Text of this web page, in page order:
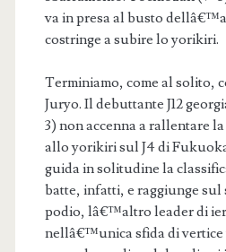
va in presa al busto
costringe a subire lo yorikiri.
Terminiamo, come al solito,
Juryo. Il debuttante J12
3) non accenna a rallentare
allo yorikiri sul J4 di
guida in solitudine la
batte, infatti, e raggiunge sul
podio, lâ€™altro leader di
nellâ€™unica sfida di vertice